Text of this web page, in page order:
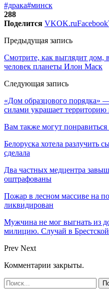
#драка#минск
288
Поделится VKOK.ruFacebook
Предыдущая запись
Смотрите, как выглядит дом,
человек планеты Илон Маск
Следующая запись
«Дом образцового порядка»
силами украшает территорию
Вам также могут понравиться
Белоруска хотела разлучить
сделала
Два частных медцентра
оштрафованы
Пожар в лесном массиве на
ликвидирован
Мужчина не мог выгнать из
милицию. Случай в
Prev Next
Комментарии закрыты.